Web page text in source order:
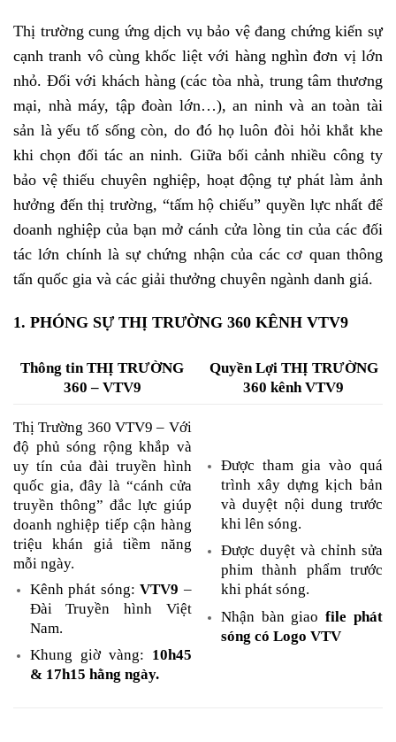
Thị trường cung ứng dịch vụ bảo vệ đang chứng kiến sự
cạnh tranh vô cùng khốc liệt với hàng nghìn đơn vị lớn
nhỏ. Đối với khách hàng (các tòa nhà, trung tâm thương
mại, nhà máy, tập đoàn lớn…), an ninh và an toàn tài
sản là yếu tố sống còn, do đó họ luôn đòi hỏi khắt khe
khi chọn đối tác an ninh. Giữa bối cảnh nhiều công ty
bảo vệ thiếu chuyên nghiệp, hoạt động tự phát làm ảnh
hưởng đến thị trường, “tấm hộ chiếu” quyền lực nhất để
doanh nghiệp của bạn mở cánh cửa lòng tin của các đối
tác lớn chính là sự chứng nhận của các cơ quan thông
tấn quốc gia và các giải thưởng chuyên ngành danh giá.
1. PHÓNG SỰ THỊ TRƯỜNG 360 KÊNH VTV9
Thông tin THỊ TRƯỜNG
360 – VTV9
Quyền Lợi THỊ TRƯỜNG
360 kênh VTV9
Thị Trường 360 VTV9 – Với
độ phủ sóng rộng khắp và
uy tín của đài truyền hình
quốc gia, đây là “cánh cửa
truyền thông” đắc lực giúp
doanh nghiệp tiếp cận hàng
triệu khán giả tiềm năng
mỗi ngày.
Kênh phát sóng:VTV9 –
Đài Truyền hình Việt
Nam.
Khung giờ vàng: 10h45
& 17h15 hằng ngày.
Được tham gia vào quá
trình xây dựng kịch bản
và duyệt nội dung trước
khi lên sóng.
Được duyệt và chỉnh sửa
phim thành phẩm trước
khi phát sóng.
Nhận bàn giaofile phát
sóng có Logo VTV